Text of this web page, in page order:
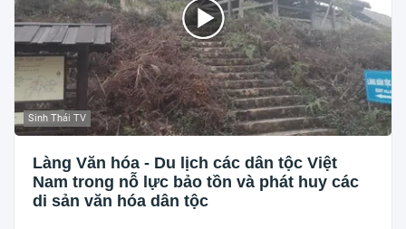
Sinh Thái TV
Làng Văn hóa - Du lịch các dân tộc Việt
Nam trong nỗ lực bảo tồn và phát huy các
di sản văn hóa dân tộc